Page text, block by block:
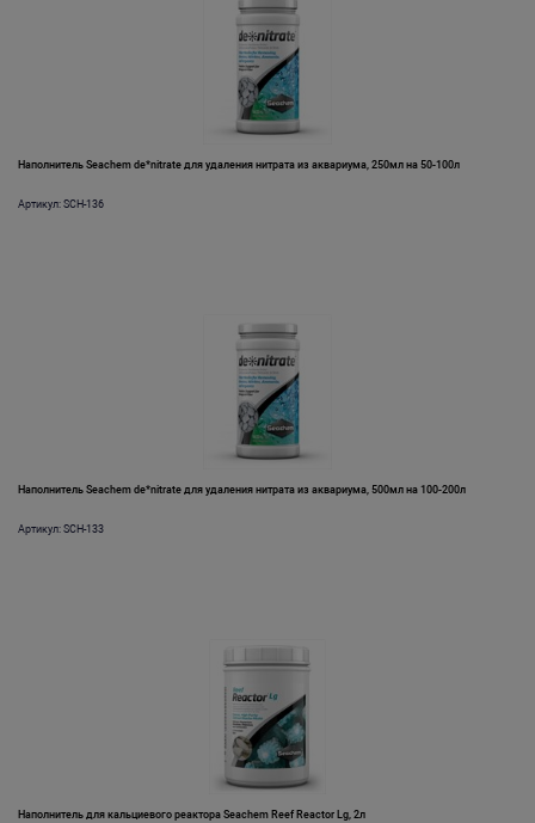
Наполнитель Seachem de*nitrate для удаления нитрата из аквариума, 250мл на 50-100л
Артикул: SCH-136
Наполнитель Seachem de*nitrate для удаления нитрата из аквариума, 500мл на 100-200л
Артикул: SCH-133
Наполнитель для кальциевого реактора Seachem Reef Reactor Lg, 2л